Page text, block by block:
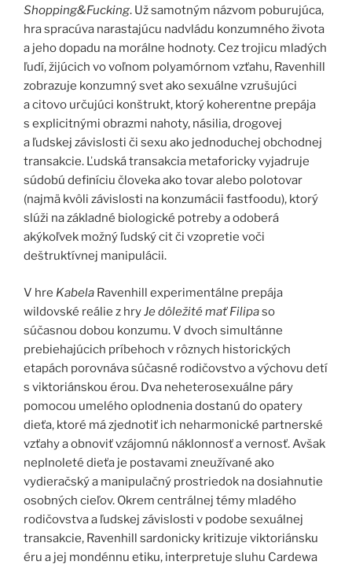
Shopping&Fucking. Už samotným názvom poburujúca,
hra spracúva narastajúcu nadvládu konzumného života
a jeho dopadu na morálne hodnoty. Cez trojicu mladých
ľudí, žijúcich vo voľnom polyamórnom vzťahu, Ravenhill
zobrazuje konzumný svet ako sexuálne vzrušujúci
a citovo určujúci konštrukt, ktorý koherentne prepája
s explicitnými obrazmi nahoty, násilia, drogovej
a ľudskej závislosti či sexu ako jednoduchej obchodnej
transakcie. Ľudská transakcia metaforicky vyjadruje
súdobú definíciu človeka ako tovar alebo polotovar
(najmä kvôli závislosti na konzumácii fastfoodu), ktorý
slúži na základné biologické potreby a odoberá
akýkoľvek možný ľudský cit či vzopretie voči
deštruktívnej manipulácii.
V hre Kabela Ravenhill experimentálne prepája
wildovské reálie z hryJe dôležité mať Filipaso
súčasnou dobou konzumu. V dvoch simultánne
prebiehajúcich príbehoch v rôznych historických
etapách porovnáva súčasné rodičovstvo a výchovu detí
s viktoriánskou érou. Dva neheterosexuálne páry
pomocou umelého oplodnenia dostanú do opatery
dieťa, ktoré má zjednotiť ich neharmonické partnerské
vzťahy a obnoviť vzájomnú náklonnosť a vernosť. Avšak
neplnoleté dieťa je postavami zneužívané ako
vydieračský a manipulačný prostriedok na dosiahnutie
osobných cieľov. Okrem centrálnej témy mladého
rodičovstva a ľudskej závislosti v podobe sexuálnej
transakcie, Ravenhill sardonicky kritizuje viktoriánsku
éru a jej mondénnu etiku, interpretuje sluhu Cardewa